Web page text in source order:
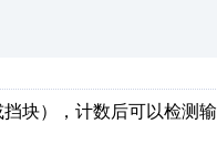
块），计数后可以检测